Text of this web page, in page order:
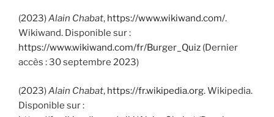
(2023)Alain Chabat, https://www.wikiwand.com/.
Wikiwand. Disponible sur :
https://www.wikiwand.com/fr/Burger_Quiz (Dernier
accès : 30 septembre 2023)
(2023)Alain Chabat, https://fr.wikipedia.org. Wikipedia.
Disponible sur :